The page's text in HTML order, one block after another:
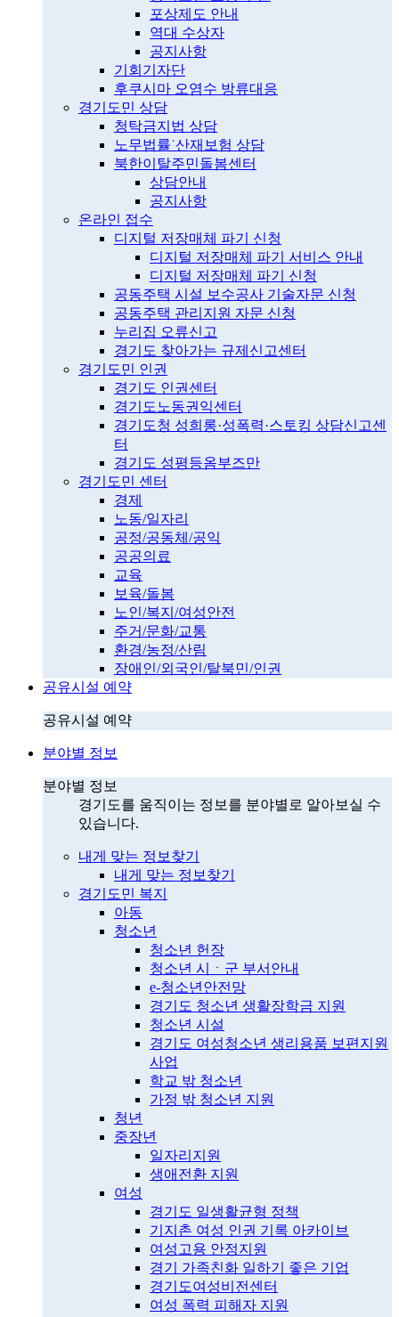
포상제도 안내
역대 수상자
공지사항
기회기자단
후쿠시마 오염수 방류대응
경기도민 상담
청탁금지법 상담
노무법률˙산재보험 상담
북한이탈주민돌봄센터
상담안내
공지사항
온라인 접수
디지털 저장매체 파기 신청
디지털 저장매체 파기 서비스 안내
디지털 저장매체 파기 신청
공동주택 시설 보수공사 기술자문 신청
공동주택 관리지원 자문 신청
누리집 오류신고
경기도 찾아가는 규제신고센터
경기도민 인권
경기도 인권센터
경기도노동권익센터
경기도청 성희롱·성폭력·스토킹 상담신고센
터
경기도 성평등옴부즈만
경기도민 센터
경제
노동/일자리
공정/공동체/공익
공공의료
교육
보육/돌봄
노인/복지/여성안전
주거/문화/교통
환경/농정/산림
장애인/외국인/탈북민/인권
공유시설 예약
공유시설 예약
분야별 정보
분야별 정보
경기도를 움직이는 정보를 분야별로 알아보실 수
있습니다.
내게 맞는 정보찾기
내게 맞는 정보찾기
경기도민 복지
아동
청소년
청소년 헌장
청소년 시ㆍ군 부서안내
e-청소년안전망
경기도 청소년 생활장학금 지원
청소년 시설
경기도 여성청소년 생리용품 보편지원
사업
학교 밖 청소년
가정 밖 청소년 지원
청년
중장년
일자리지원
생애전환 지원
여성
경기도 일생활균형 정책
기지촌 여성 인권 기록 아카이브
여성고용 안정지원
경기 가족친화 일하기 좋은 기업
경기도여성비전센터
여성 폭력 피해자 지원